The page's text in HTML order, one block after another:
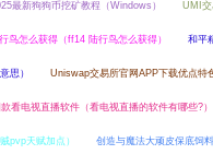
最新狗狗币挖矿教程（Windows） UMI交
鸟怎么获得（ff14 陆行鸟怎么获得） 和平
思） Uniswap交易所官网APP下载优点特
看电视直播软件（看电视直播的软件有哪些?）
pvp天赋加点） 创造与魔法大顽皮保底饲